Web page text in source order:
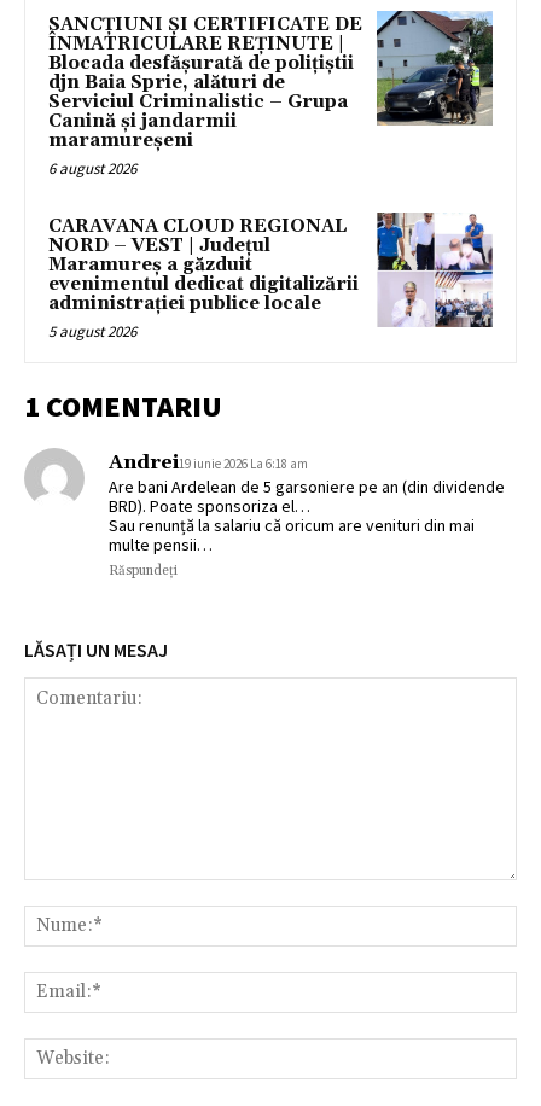
SANCȚIUNI ȘI CERTIFICATE DE
ÎNMATRICULARE REȚINUTE |
Blocada desfășurată de polițiștii
djn Baia Sprie, alături de
Serviciul Criminalistic – Grupa
Canină și jandarmii
maramureșeni
6 august 2026
CARAVANA CLOUD REGIONAL
NORD – VEST | Județul
Maramureș a găzduit
evenimentul dedicat digitalizării
administrației publice locale
5 august 2026
1 COMENTARIU
Andrei19 iunie 2026 La 6:18 am
Are bani Ardelean de 5 garsoniere pe an (din dividende
BRD). Poate sponsoriza el…
Sau renunță la salariu că oricum are venituri din mai
multe pensii…
Răspundeți
LĂSAȚI UN MESAJ